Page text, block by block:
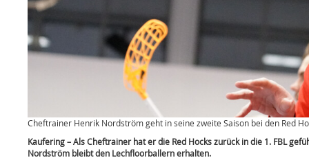
Cheftrainer Henrik Nordström geht in seine zweite Saison bei den Red
Kaufering – Als Cheftrainer hat er die Red Hocks zurück in die 1. FBL
Nordström bleibt den Lechfloorballern erhalten.